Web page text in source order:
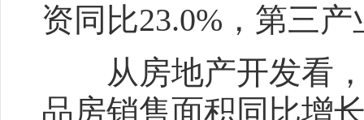
资同比23.0%，第三
从房地产开发看，
品房销售面积同比增